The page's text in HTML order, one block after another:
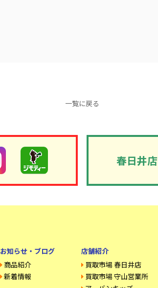
一覧に戻る
春日井店
お知らせ・ブログ
商品紹介
新着情報
店舗紹介
買取市場 春日井店
買取市場 守山営業所